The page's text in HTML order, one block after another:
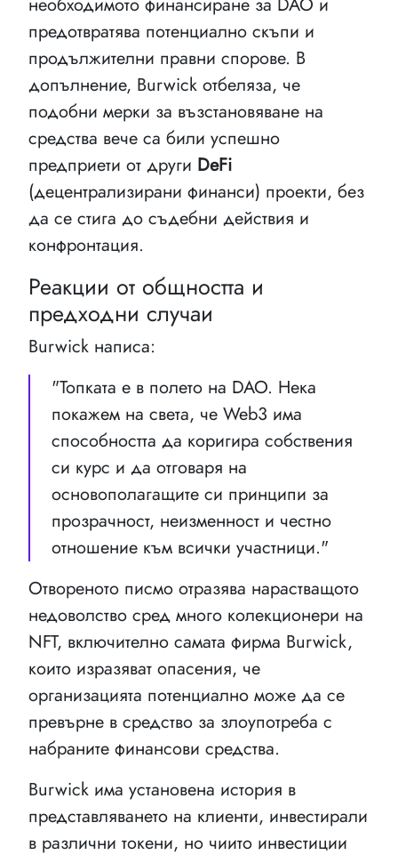
предотвратява потенциално скъпи и
продължителни правни спорове. В
допълнение, Burwick отбеляза, че
подобни мерки за възстановяване на
средства вече са били успешно
предприети от други DeFi
(децентрализирани финанси) проекти, без
да се стига до съдебни действия и
конфронтация.
Реакции от общността и
предходни случаи
Burwick написа:
"Топката е в полето на DAO. Нека
покажем на света, че Web3 има
способността да коригира собствения
си курс и да отговаря на
основополагащите си принципи за
прозрачност, неизменност и честно
отношение към всички участници."
Отвореното писмо отразява нарастващото
недоволство сред много колекционери на
NFT, включително самата фирма Burwick,
които изразяват опасения, че
организацията потенциално може да се
превърне в средство за злоупотреба с
набраните финансови средства.
Burwick има установена история в
представляването на клиенти, инвестирали
в различни токени, но чиито инвестиции